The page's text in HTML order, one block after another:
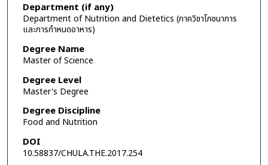
Department (if any)
Department of Nutrition and Dietetics (ภาควิชาโภชนาการ
และการกำหนดอาหาร)
Degree Name
Master of Science
Degree Level
Master's Degree
Degree Discipline
Food and Nutrition
DOI
10.58837/CHULA.THE.2017.254